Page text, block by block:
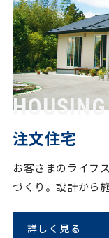
注文住宅
お客さまのライフ
づくり。設計から
詳しく見る